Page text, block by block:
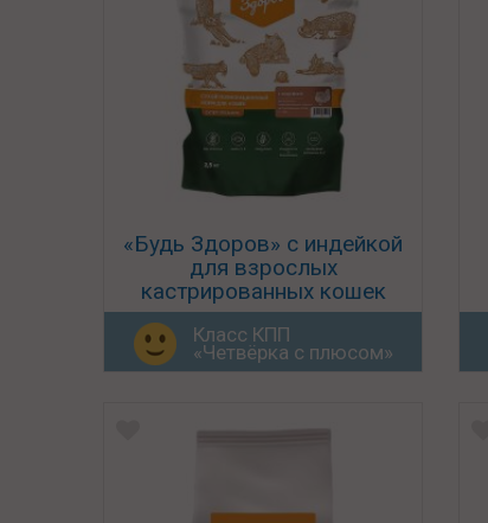
«Будь Здоров» с индейкой
для взрослых
кастрированных кошек
Класс КПП
«Четвёрка с плюсом»